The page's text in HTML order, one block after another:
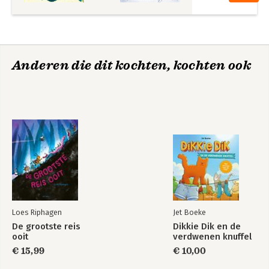
Anderen die dit kochten, kochten ook
Loes Riphagen
De grootste reis
ooit
€ 15,99
Jet Boeke
Dikkie Dik en de
verdwenen knuffel
€ 10,00